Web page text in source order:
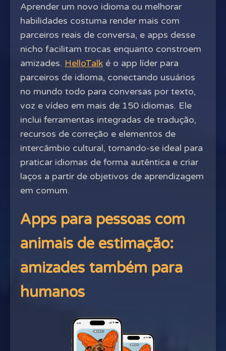
Aprender um novo idioma ou melhorar
habilidades costuma render mais com
parceiros reais de conversa, e apps desse
nicho facilitam trocas enquanto constroem
amizades. HelloTalk é o app líder para
parceiros de idioma, conectando usuários
no mundo todo para conversas por texto,
voz e vídeo em mais de 150 idiomas. Ele
inclui ferramentas integradas de tradução,
recursos de correção e elementos de
intercâmbio cultural, tornando-se ideal para
praticar idiomas de forma autêntica e criar
laços a partir de objetivos de aprendizagem
em comum.
Apps para pessoas com
animais de estimação:
amizades também para
humanos